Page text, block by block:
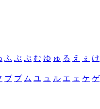
ふ ぶ ぷ む ゆ ゅ る え ぇ け
ブ プ ム ユ ュ ル エ ェ ケ ゲ